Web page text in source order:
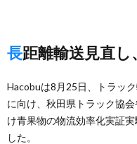
長距離輸送見直
Hacobuは8月25日、トラッ
に向け、秋田県トラック協
け青果物の物流効率化実証
した。